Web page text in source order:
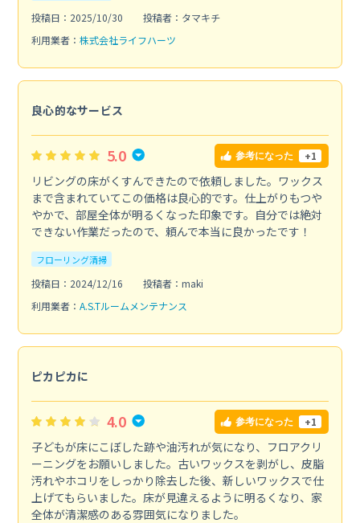
投稿日：2025/10/30
投稿者：タマキチ
利用業者： 株式会社ライフハーツ
良心的なサービス
5.0 参考になった +1
リビングの床がくすんできたので依頼しました。ワックス
まで含まれていてこの価格は良心的です。仕上がりもつや
やかで、部屋全体が明るくなった印象です。自分では絶対
できない作業だったので、頼んで本当に良かったです！
フローリング清掃
投稿日：2024/12/16
投稿者：maki
利用業者： A.S.Tルームメンテナンス
ピカピカに
4.0 参考になった +1
子どもが床にこぼした跡や油汚れが気になり、フロアクリ
ーニングをお願いしました。古いワックスを剥がし、皮脂
汚れやホコリをしっかり除去した後、新しいワックスで仕
上げてもらいました。床が見違えるように明るくなり、家
全体が清潔感のある雰囲気になりました。